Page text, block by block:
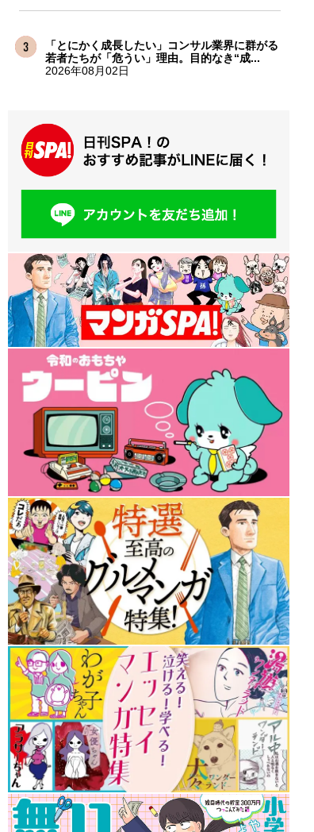
「とにかく成長したい」コンサル業界に群がる
若者たちが「危うい」理由。目的なき“成...
2026年08月02日